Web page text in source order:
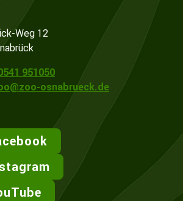
Weg 12
951050
osnabrueck.de